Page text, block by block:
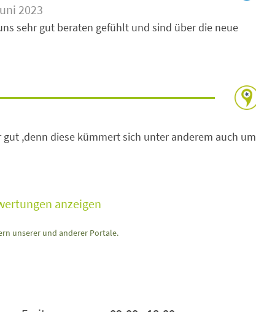
2023
sehr gut beraten gefühlt und sind über die neue
,denn diese kümmert sich unter anderem auch um
anzeigen
unserer und anderer Portale.